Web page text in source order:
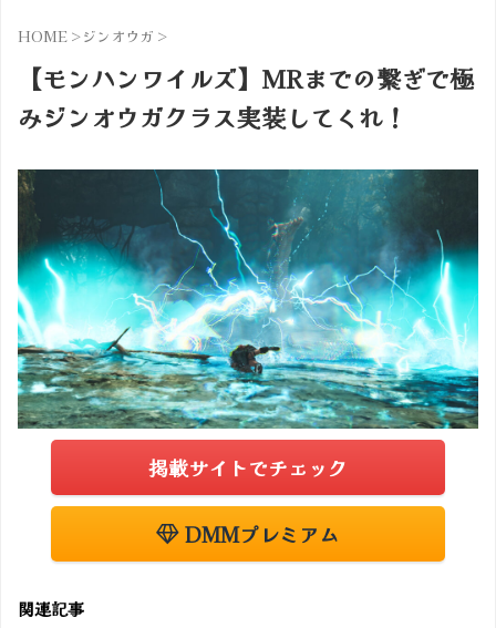
HOME >ジンオウガ >
【モンハンワイルズ】MRまでの繋ぎで極
みジンオウガクラス実装してくれ！
掲載サイトでチェック
DMMプレミアム
関連記事